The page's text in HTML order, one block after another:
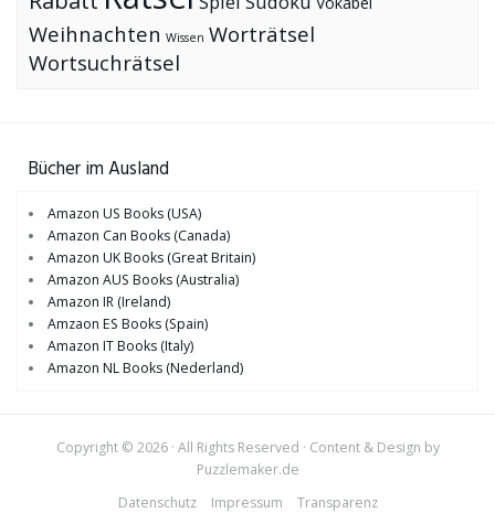
Weihnachten Wissen Worträtsel
Wortsuchrätsel
Bücher im Ausland
Amazon US Books (USA)
Amazon Can Books (Canada)
Amazon UK Books (Great Britain)
Amazon AUS Books (Australia)
Amazon IR (Ireland)
Amzaon ES Books (Spain)
Amazon IT Books (Italy)
Amazon NL Books (Nederland)
Copyright © 2026 · All Rights Reserved · Content & Design by
Puzzlemaker.de
Datenschutz
Impressum Transparenz